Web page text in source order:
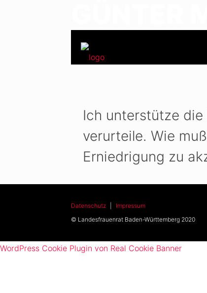
Ich unterstütze
verurteile. Wie
Erniedrigung zu
Datenschutz
Impressum
© Landesfrauenrat Baden-Württemberg 2020
WordPress Cookie Plugin von Real Cookie Banner